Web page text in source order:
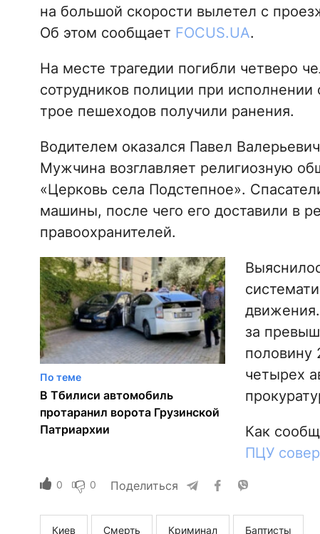
на большой скорости вылетел с
Об этом сообщает FOCUS.UA.
На месте трагедии погибли четверо
сотрудников полиции при
трое пешеходов получили ранения.
Водителем оказался Павел
Мужчина возглавляет религиозную
«Церковь села Подстепное».
машины, после чего его доставили в
правоохранителей.
По теме
В Тбилиси автомобиль
протаранил ворота Грузинской
Патриархии
за
половину
четырех
Как
ПЦУ
0 0 Поделиться
Киев Смерть Криминал Баптисты